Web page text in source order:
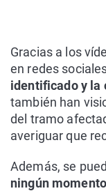
Gracias a los
en redes
identificado y la
también han
del tramo
averiguar que
Además, se
ningún